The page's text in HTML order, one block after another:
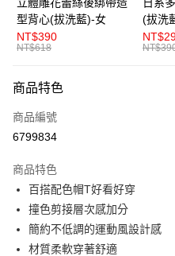
AFTEE先享後付
相關說明
便利好安心！
２．便利：只要手機號碼，簡訊認證
３．安心：先確認商品／服務後，再
【「AFTEE先享後付」結帳流程】
１．於結帳方式選擇「AFTEE先享
結帳頁面，進行簡訊認證並確認金額
２．訂單成立數日內，您將收到繳費
ATM／網路銀行／等多元方式進行付
※ 請注意：結帳手續完成當下不需立
運送方式
全家取貨付款
付款後全家取貨
每筆NT$80，滿NT$1,200(含以
型背心(拔洗藍)-女
NT$390
NT$618
(拔洗
商品特色
商品編號
6799834
商品特色
百搭配色帽T好看好穿
撞色剪接層次感加分
簡約不低調的運動風設計感
材質柔軟穿著舒適